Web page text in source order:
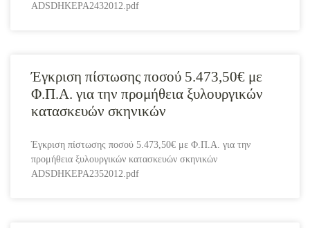
ADSDHKEPA2432012.pdf
Έγκριση πίστωσης ποσού 5.473,50€ με
Φ.Π.Α. για την προμήθεια ξυλουργικών
κατασκευών σκηνικών
Έγκριση πίστωσης ποσού 5.473,50€ με Φ.Π.Α. για την
προμήθεια ξυλουργικών κατασκευών σκηνικών
ADSDHKEPA2352012.pdf